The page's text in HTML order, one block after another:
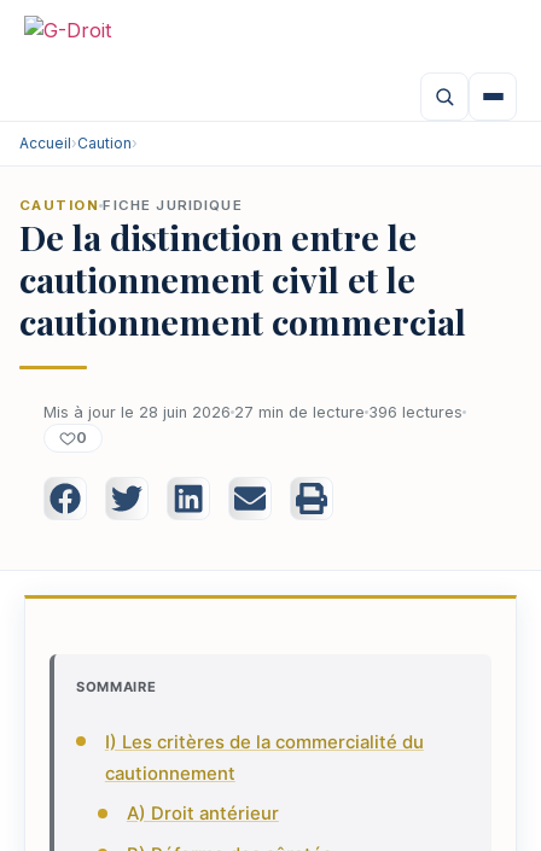
Accueil›Caution›
CAUTION FICHE JURIDIQUE
De la distinction entre le
cautionnement civil et le
cautionnement commercial
Mis à jour le 28 juin 2026 27 min de lecture 396 lectures
0
SOMMAIRE
I) Les critères de la commercialité du
cautionnement
A) Droit antérieur